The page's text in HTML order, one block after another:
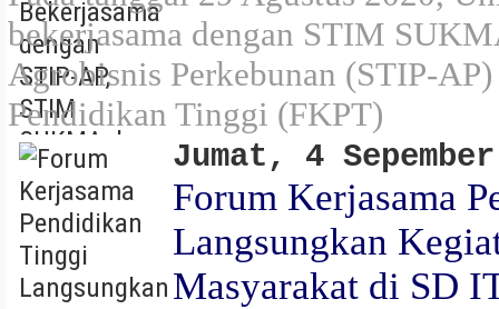
bekerjasama dengan STIM
Agrobisnis Perkebunan (STIP-
Pendidikan Tinggi (FKPT)
Jumat, 4
Forum Kerjasama
Langsungkan
Masyarakat di SD